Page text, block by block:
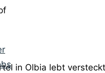
in Olbia lebt